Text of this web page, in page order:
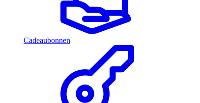
Cadeaubonnen